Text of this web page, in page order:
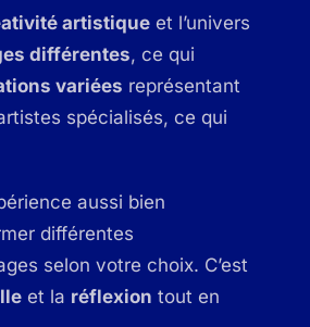
artistique et l’univers
différentes, ce qui
variées représentant
spécialisés, ce qui
aussi bien
différentes
selon votre choix. C’est
et la réflexion tout en